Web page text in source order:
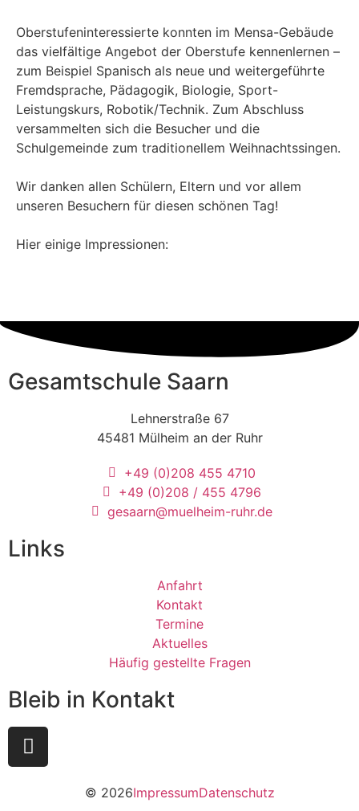
Oberstufeninteressierte konnten im Mensa-Gebäude
das vielfältige Angebot der Oberstufe kennenlernen –
zum Beispiel Spanisch als neue und weitergeführte
Fremdsprache, Pädagogik, Biologie, Sport-
Leistungskurs, Robotik/Technik. Zum Abschluss
versammelten sich die Besucher und die
Schulgemeinde zum traditionellem Weihnachtssingen.
Wir danken allen Schülern, Eltern und vor allem
unseren Besuchern für diesen schönen Tag!
Hier einige Impressionen:
Gesamtschule Saarn
Lehnerstraße 67
45481 Mülheim an der Ruhr
+49 (0)208 455 4710
+49 (0)208 / 455 4796
gesaarn@muelheim-ruhr.de
Links
Anfahrt
Kontakt
Termine
Aktuelles
Häufig gestellte Fragen
Bleib in Kontakt
© 2026ImpressumDatenschutz